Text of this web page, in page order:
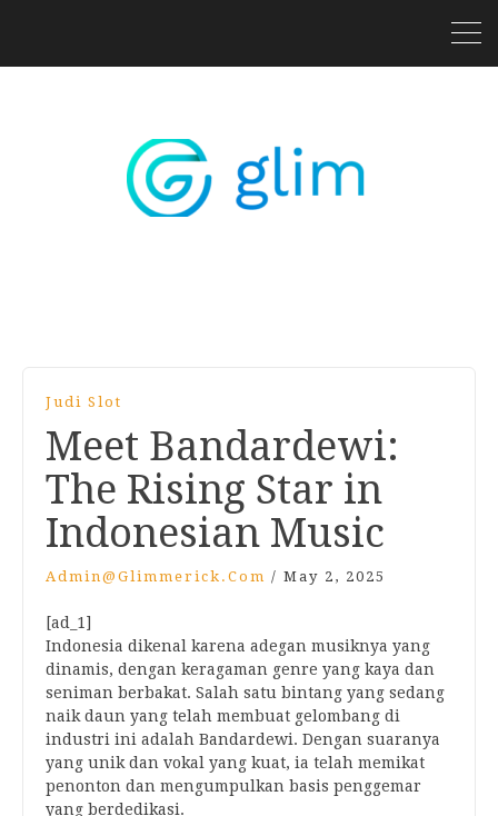
Judi Slot
Meet Bandardewi:
The Rising Star in
Indonesian Music
Admin@glimmerick.com / May 2, 2025
[ad_1]
Indonesia dikenal karena adegan musiknya yang
dinamis, dengan keragaman genre yang kaya dan
seniman berbakat. Salah satu bintang yang sedang
naik daun yang telah membuat gelombang di
industri ini adalah Bandardewi. Dengan suaranya
yang unik dan vokal yang kuat, ia telah memikat
penonton dan mengumpulkan basis penggemar
yang berdedikasi.